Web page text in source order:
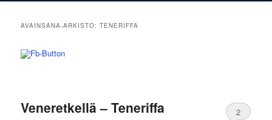
AVAINSANA-ARKISTO:TENERIFFA
Veneretkellä – Teneriffa 2